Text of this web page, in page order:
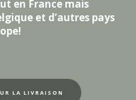
en France mais
et d’autres pays
LA LIVRAISON